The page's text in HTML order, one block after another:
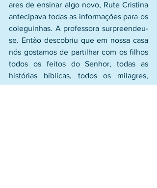
ares de ensinar algo novo, Rute Cristina
antecipava todas as informações para os
coleguinhas. A professora surpreendeu-
se. Então descobriu que em nossa casa
nós gostamos de partilhar com os filhos
todos os feitos do Senhor, todas as
histórias bíblicas, todos os milagres,
todos os livramentos que Deus realizou